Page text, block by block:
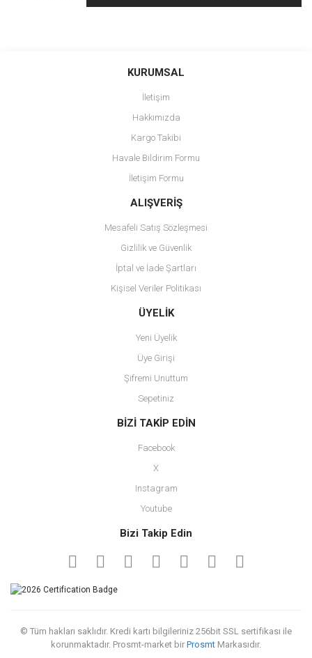
Bu ürüne ilk yorumu siz yapın!
Ürün resmi kalitesiz, bozuk veya görüntülenemiyor.
Ürün açıklamasında eksik bilgiler bulunuyor.
Ürün bilgilerinde hatalar bulunuyor.
Ürün fiyatı diğer sitelerden daha pahalı.
Bu ürüne benzer farklı alternatifler olmalı.
Gönder
KURUMSAL
İletişim
Hakkımızda
Kargo Takibi
Havale Bildirim Formu
İletişim Formu
ALIŞVERİŞ
Mesafeli Satış Sözleşmesi
Gizlilik ve Güvenlik
İptal ve İade Şartları
Kişisel Veriler Politikası
ÜYELİK
Yeni Üyelik
Üye Girişi
Şifremi Unuttum
Sepetiniz
BİZİ TAKİP EDİN
Facebook
X
Instagram
Youtube
Bizi Takip Edin
© Tüm hakları saklıdır. Kredi kartı bilgileriniz 256bit SSL sertifikası ile
korunmaktadır. Prosmt-market bir Prosmt Markasıdır.